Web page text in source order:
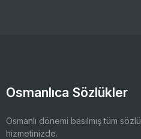
Osmanlıca Sözlükler
Osmanlı dönemi basılmış tüm
hizmetinizde.